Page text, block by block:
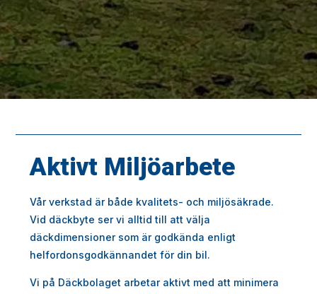
Aktivt Miljöarbete
Vår verkstad är både kvalitets- och miljösäkrade.
Vid däckbyte ser vi alltid till att välja
däckdimensioner som är godkända enligt
helfordonsgodkännandet för din bil.
Vi på Däckbolaget arbetar aktivt med att minimera